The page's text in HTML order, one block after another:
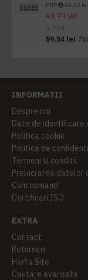
PRP 66,43 lei
49,21 lei
+ TVA
59,54 lei
INFORMATII
Despre noi
Date de identificare
Politica cookie
Politica de
Termeni si conditii
Prelucrarea datelor
Cum comand
Certificari ISO
EXTRA
Contact
Returnari
Harta Site
Cautare avansata